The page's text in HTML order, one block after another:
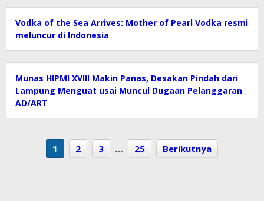
Vodka of the Sea Arrives: Mother of Pearl Vodka resmi
meluncur di Indonesia
Munas HIPMI XVIII Makin Panas, Desakan Pindah dari
Lampung Menguat usai Muncul Dugaan Pelanggaran
AD/ART
1 2 3 … 25 Berikutnya